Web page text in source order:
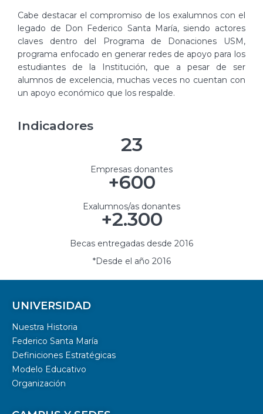
Cabe destacar el compromiso de los exalumnos con el
legado de Don Federico Santa María, siendo actores
claves dentro del Programa de Donaciones USM,
programa enfocado en generar redes de apoyo para los
estudiantes de la Institución, que a pesar de ser
alumnos de excelencia, muchas veces no cuentan con
un apoyo económico que los respalde.
Indicadores
23
Empresas donantes
+600
Exalumnos/as donantes
+2.300
Becas entregadas desde 2016
*Desde el año 2016
UNIVERSIDAD
Nuestra Historia
Federico Santa María
Definiciones Estratégicas
Modelo Educativo
Organización